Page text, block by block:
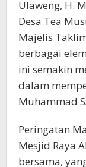
Ulaweng, H.
Desa Tea
Majelis
berbagai
ini semakin
dalam
Muhammad
Peringatan
Mesjid Raya
bersama,